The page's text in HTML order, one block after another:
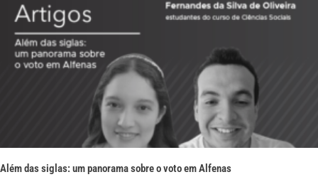
Além das siglas: um panorama sobre o voto em Alfenas